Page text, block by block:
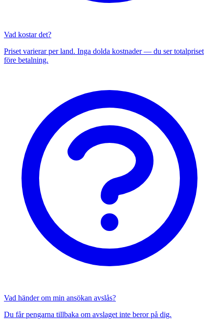
Vad kostar det?
Priset varierar per land. Inga dolda kostnader — du ser totalpriset
före betalning.
Vad händer om min ansökan avslås?
Du får pengarna tillbaka om avslaget inte beror på dig.